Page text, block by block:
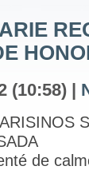
(10:58) |
de